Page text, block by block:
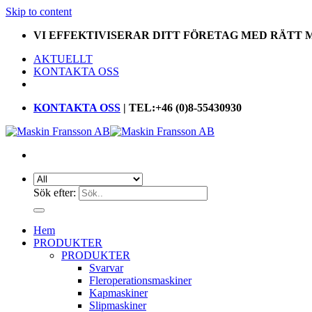
Skip to content
VI EFFEKTIVISERAR DITT FÖRETAG MED RÄTT
AKTUELLT
KONTAKTA OSS
KONTAKTA OSS | TEL:+46 (0)8-55430930
Sök efter:
Hem
PRODUKTER
PRODUKTER
Svarvar
Fleroperationsmaskiner
Kapmaskiner
Slipmaskiner